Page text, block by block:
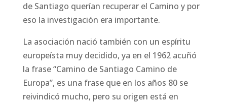
de Santiago querían recuperar el Camino y por
eso la investigación era importante.
La asociación nació también con un espíritu
europeísta muy decidido, ya en el 1962 acuñó
la frase “Camino de Santiago Camino de
Europa”, es una frase que en los años 80 se
reivindicó mucho, pero su origen está en